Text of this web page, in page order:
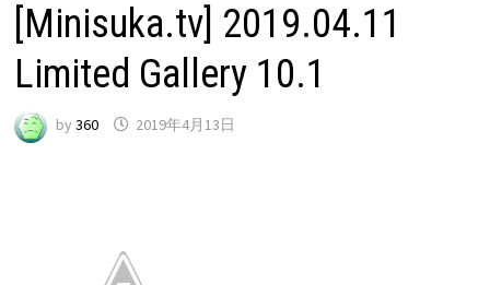
[Minisuka.tv] 2019.04.11
Limited Gallery 10.1
by 360 2019年4月13日